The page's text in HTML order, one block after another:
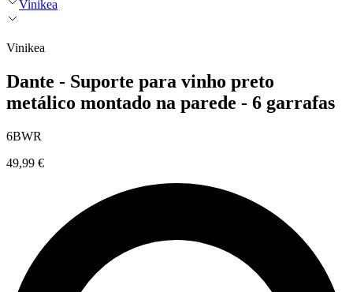
Vinikea
Vinikea
Dante - Suporte para vinho preto
metálico montado na parede - 6 garrafas
6BWR
49,99 €